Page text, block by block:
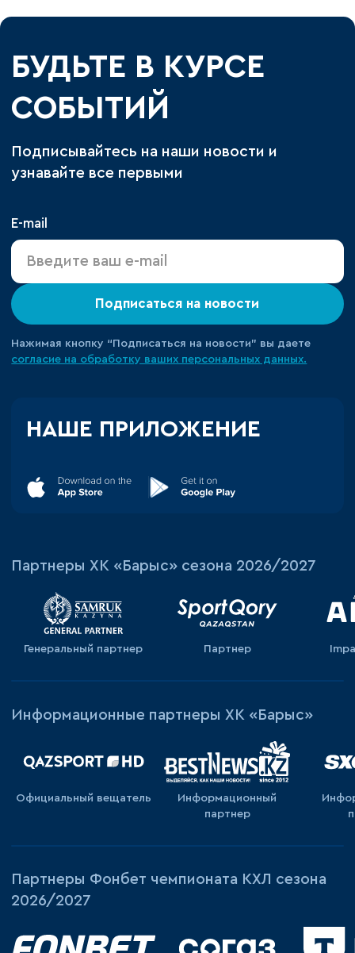
БУДЬТЕ В КУРСЕ
СОБЫТИЙ
Подписывайтесь на наши новости и
узнавайте все первыми
E-mail
Подписаться на новости
Нажимая кнопку “Подписаться на новости” вы даете
согласие на обработку ваших персональных данных.
НАШЕ ПРИЛОЖЕНИЕ
Партнеры ХК «Барыс» сезона 2026/2027
Генеральный партнер Партнер
Информационные партнеры ХК «Барыс»
Официальный вещатель
Информационный
партнер
Партнеры Фонбет чемпионата КХЛ сезона
2026/2027